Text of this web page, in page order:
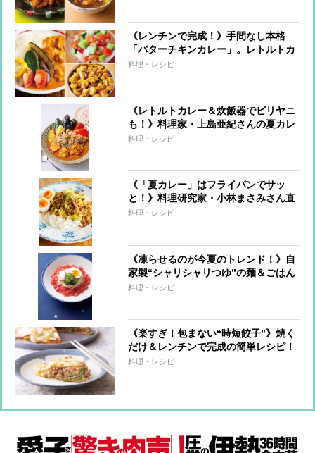
《レンチンで完成！》手間なし本格
「バターチキンカレー」。レトルトカ
レーが激変する簡単トッピングも
料理・レシピ
《レトルトカレー＆炊飯器でビリヤニ
も！》料理家・上島亜紀さんの夏カレ
ーレシピ
料理・レシピ
《「夏カレー」はフライパンでサッ
と！》料理研究家・小林まさみさん直
伝レシピ
料理・レシピ
《凍らせるのが今夏のトレンド！》自
家製“シャリシャリつゆ”の麺＆ごはん
7レシピ
料理・レシピ
《楽すぎ！包まない“時短餃子”》焼く
だけ＆レンチンで完成の簡単レシピ！
料理・レシピ